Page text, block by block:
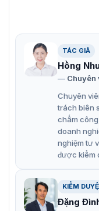
Đặc điểm nổi
kênh DS-
Hikvision DS-
TLS để cung cấp
Công nghệ
mật và tiết kiệm chi
bật của đầu ghi
16-kênh phát lại
Băng thông đầu
2 giao diện
TÁC GIẢ
Hồng
Chuyên
Chuyên
trách biên
chấm
doanh
nghiệm tư
được kiểm
KIỂM
Đặng